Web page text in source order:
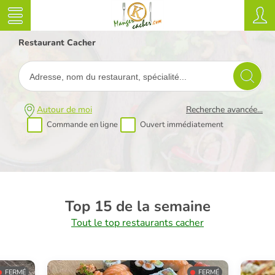
Restaurant Cacher
Autour de moi
Commande en ligne Ouvert immédiatement
Recherche avancée...
Top 15 de la semaine
Tout le top restaurants cacher
FERMÉ FERMÉ